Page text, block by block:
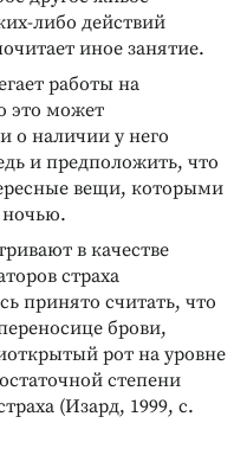
либо действий
иное занятие.
работы на
это может
о наличии у него
и предположить, что
вещи, которыми
ночью.
в качестве
страха
принято считать, что
брови,
рот на уровне
степени
(Изард, 1999, с.